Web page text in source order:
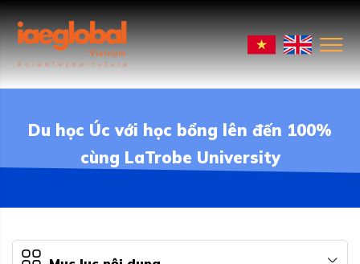
Du học Úc với học bổng lên đến 100%
cùng LaTrobe University